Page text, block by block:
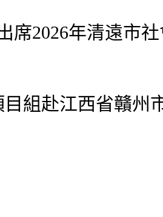
2026年清遠市社
赴江西省贛州